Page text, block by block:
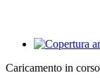
Caricamento in